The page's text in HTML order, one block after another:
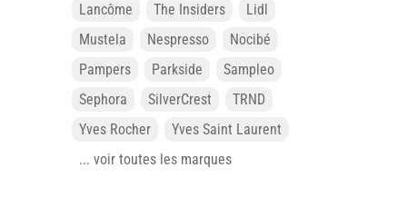
Lancôme
The Insiders
Lidl
Mustela
Nespresso
Nocibé
Pampers
Parkside
Sampleo
Sephora
SilverCrest
TRND
Yves Rocher
Yves Saint Laurent
... voir toutes les marques